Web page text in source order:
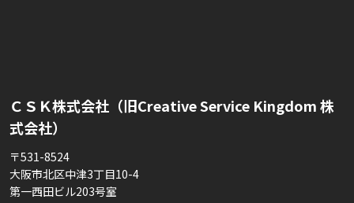
ＣＳＫ株式会社（旧Creative Service Kingdom 株
式会社）
〒531-8524
大阪市北区中津3丁目10-4
第一西田ビル203号室